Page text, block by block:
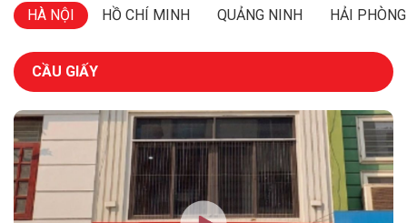
HÀ NỘI HỒ CHÍ MINH QUẢNG NINH HẢI PHÒNG
CẦU GIẤY